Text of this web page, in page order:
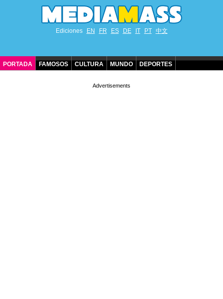
Ediciones EN FR ES DE IT PT 中文
PORTADA FAMOSOS CULTURA MUNDO DEPORTES